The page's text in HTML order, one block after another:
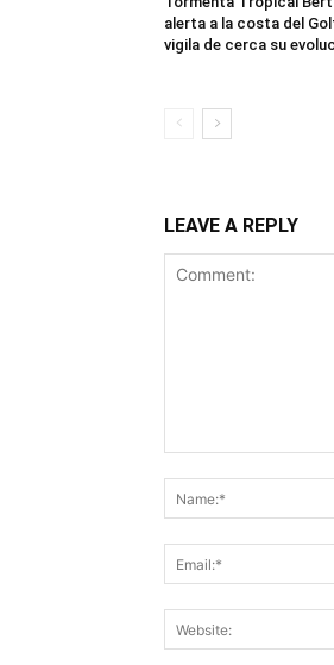
alerta a la costa del
vigila de cerca su
LEAVE A REPLY